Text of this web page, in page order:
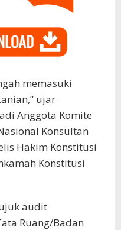
memasuki
ujar
Anggota Komite
Konsultan
Hakim Konstitusi
Konstitusi
audit
Ruang/Badan